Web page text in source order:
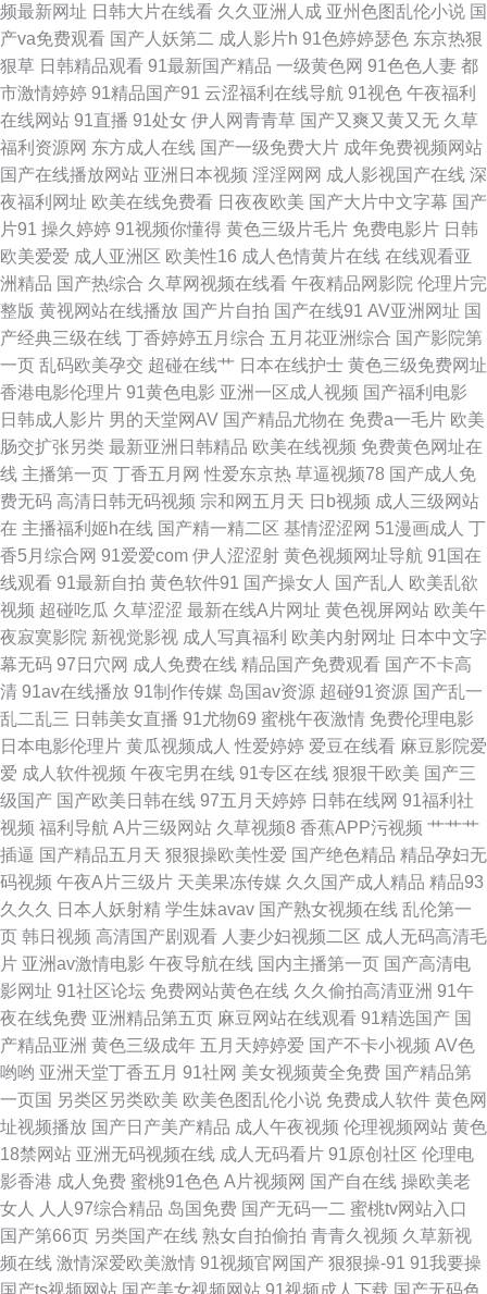
视频播放 肏屄天天肏屄 欧美操逼网 天天爽天天弄 91黑丝高跟骚 午夜激情视
频网站 国产不卡在线一区 女同自慰网站 亚洲福利二区 www91极品 国产三
级自拍视频 欧美另类中文 婷婷综合色色网 91深候 久久人妻人人操 无码先锋
影音 91视频综合区 成人天堂18 九一色版 亚洲色情小说网 97精品在线 豆花
黑料视频 老湿机视频61试 日本人日 91免费观看视频 国产精品九九 青娱乐A
片 亚洲激情视频小说 97超碰亚洲天堂 国产17页 老司机福利社区 日韩av资
源网站 伊人久久综合精品 大香蕉WWW 日本a∨无码 影音先锋韩国美女 a日
本在线视频 韩国不卡视频 欧美色另类 午夜老司机视频 97超碰在线精品 精东
91 日日骚免费网站 91喷水后入 国产高清在线视频 欧美久久成年网站 午夜秀
场一区二区 91真人在线实操 福利视频合集 伦理聚合一级 亚洲青娱乐avi 超
碰在线网址 美女91视频M 四虎影院av网站 91狼友社 岛国福利导航 老司机肏
屄 日韩一道日 91超碰综合 成人AV影视 蜜桃臀网址 亚州素人区 AB内射日韩
无码 狼人伊人亚洲 午夜成人导航 91小巨 国产91传媒视频 另类av网站 深夜
释放 91精东传媒网站 韩国三级片小视频 日本久久性交 91免费网页链接 东京
热色图片 另类黑人欧美 天天摸超碰天天操 91资源站在线 美女探花综合 国产
内射自拍1 无码内射激情影院 97超碰综合 韩国av啪啪 亚洲成人电影免费
频最新网址 日韩大片在线看 久久亚洲人成 亚州色图乱伦小说 国
产va免费观看 国产人妖第二 成人影片h 91色婷婷瑟色 东京热狠
狠草 日韩精品观看 91最新国产精品 一级黄色网 91色色人妻 都
市激情婷婷 91精品国产91 云涩福利在线导航 91视色 午夜福利
在线网站 91直播 91处女 伊人网青青草 国产又爽又黄又无 久草
福利资源网 东方成人在线 国产一级免费大片 成年免费视频网站
国产在线播放网站 亚洲日本视频 淫淫网网 成人影视国产在线 深
夜福利网址 欧美在线免费看 日夜夜欧美 国产大片中文字幕 国产
片91 操久婷婷 91视频你懂得 黄色三级片毛片 免费电影片 日韩
欧美爱爱 成人亚洲区 欧美性16 成人色情黄片在线 在线观看亚
洲精品 国产热综合 久草网视频在线看 午夜精品网影院 伦理片完
整版 黄视网站在线播放 国产片自拍 国产在线91 AV亚洲网址 国
产经典三级在线 丁香婷婷五月综合 五月花亚洲综合 国产影院第
一页 乱码欧美孕交 超碰在线艹 日本在线护士 黄色三级免费网址
香港电影伦理片 91黄色电影 亚洲一区成人视频 国产福利电影
日韩成人影片 男的天堂网AV 国产精品尤物在 免费a一毛片 欧美
肠交扩张另类 最新亚洲日韩精品 欧美在线视频 免费黄色网址在
线 主播第一页 丁香五月网 性爱东京热 草逼视频78 国产成人免
费无码 高清日韩无码视频 宗和网五月天 日b视频 成人三级网站
在 主播福利姬h在线 国产精一精二区 基情涩涩网 51漫画成人 丁
香5月综合网 91爱爱com 伊人涩涩射 黄色视频网址导航 91国在
线观看 91最新自拍 黄色软件91 国产操女人 国产乱人 欧美乱欲
视频 超碰吃瓜 久草涩涩 最新在线A片网址 黄色视屏网站 欧美午
夜寂寞影院 新视觉影视 成人写真福利 欧美内射网址 日本中文字
幕无码 97日穴网 成人免费在线 精品国产免费观看 国产不卡高
清 91av在线播放 91制作传媒 岛国av资源 超碰91资源 国产乱一
乱二乱三 日韩美女直播 91尤物69 蜜桃午夜激情 免费伦理电影
日本电影伦理片 黄瓜视频成人 性爱婷婷 爱豆在线看 麻豆影院爱
爱 成人软件视频 午夜宅男在线 91专区在线 狠狠干欧美 国产三
级国产 国产欧美日韩在线 97五月天婷婷 日韩在线网 91福利社
视频 福利导航 A片三级网站 久草视频8 香蕉APP污视频 艹艹艹
插逼 国产精品五月天 狠狠操欧美性爱 国产绝色精品 精品孕妇无
码视频 午夜A片三级片 天美果冻传媒 久久国产成人精品 精品93
久久久
日本人妖射精 学生妹avav 国产熟女视频在线 乱伦第一
页 韩日视频 高清国产剧观看 人妻少妇视频二区 成人无码高清毛
片 亚洲av激情电影 午夜导航在线 国内主播第一页 国产高清电
影网址 91社区论坛 免费网站黄色在线 久久偷拍高清亚洲 91午
夜在线免费 亚洲精品第五页 麻豆网站在线观看 91精选国产 国
产精品亚洲 黄色三级成年 五月天婷婷爱 国产不卡小视频 AV色
哟哟 亚洲天堂丁香五月 91社网 美女视频黄全免费 国产精品第
一页国 另类区另类欧美 欧美色图乱伦小说 免费成人软件 黄色网
址视频播放 国产日产美产精品 成人午夜视频 伦理视频网站 黄色
18禁网站 亚洲无码视频在线 成人无码看片 91原创社区 伦理电
影香港 成人免费 蜜桃91色色 A片视频网 国产自在线 操欧美老
女人
人人97综合精品 岛国免费 国产无码一二 蜜桃tv网站入口
国产第66页 另类国产在线 熟女自拍偷拍 青青久视频 久草新视
频在线 激情深爱欧美激情 91视频官网国产 狠狠操-91 91我要操
国产ts视频网站 国产美女视频网站 91视频成人下载 国产无码色